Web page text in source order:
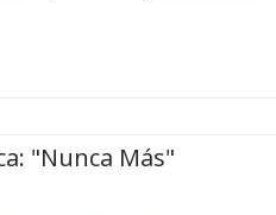
"Nunca Más"